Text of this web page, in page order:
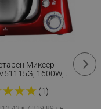
Миксер
1600W, 5
LED, Червен
★★★(1)